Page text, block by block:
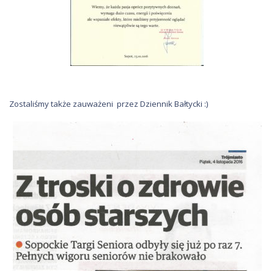
Zostaliśmy także zauważeni przez Dziennik Bałtycki :)